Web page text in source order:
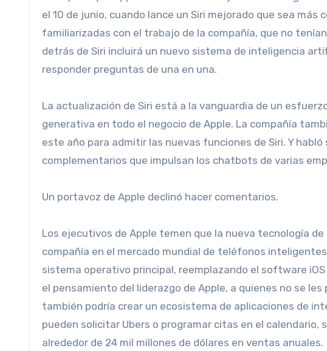
el 10 de junio, cuando lance un Siri mejorado que sea
familiarizadas con el trabajo de la compañía, que no
detrás de Siri incluirá un nuevo sistema de inteligencia
responder preguntas de una en una.
La actualización de Siri está a la vanguardia de un
generativa en todo el negocio de Apple. La compañía
este año para admitir las nuevas funciones de Siri. Y
complementarios que impulsan los chatbots de varias
Un portavoz de Apple declinó hacer comentarios.
Los ejecutivos de Apple temen que la nueva tecnología
compañía en el mercado mundial de teléfonos
sistema operativo principal, reemplazando el software
el pensamiento del liderazgo de Apple, a quienes no se
también podría crear un ecosistema de aplicaciones de
pueden solicitar Ubers o programar citas en el calendario,
alrededor de 24 mil millones de dólares en ventas anuales.